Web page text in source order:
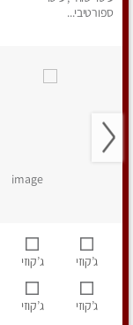
ספורטיבי...
ג’קוזי ג’קוזי
ג’קוזי ג’קוזי